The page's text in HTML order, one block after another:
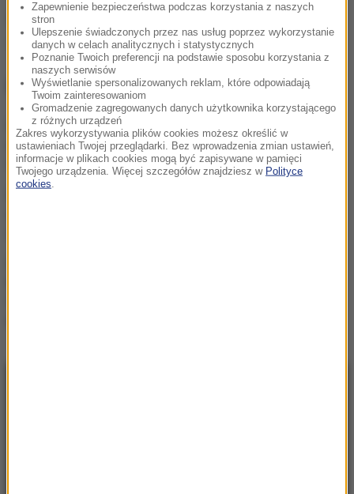
Źródło: RMF24
Tagi:narkotyki
NAJWAŻNIEJSZE FAKTY
Historyczny rekord upałów
pod Tatrami. Kiedy się
ochłodzi?
Zapewnienie bezpieczeństwa podczas korzystania z naszych
stron
Ulepszenie świadczonych przez nas usług poprzez wykorzystanie
danych w celach analitycznych i statystycznych
Poznanie Twoich preferencji na podstawie sposobu korzystania z
naszych serwisów
Wyświetlanie spersonalizowanych reklam, które odpowiadają
Twoim zainteresowaniom
Gromadzenie zagregowanych danych użytkownika korzystającego
z różnych urządzeń
Zakres wykorzystywania plików cookies możesz określić w
ustawieniach Twojej przeglądarki. Bez wprowadzenia zmian ustawień,
informacje w plikach cookies mogą być zapisywane w pamięci
Twojego urządzenia. Więcej szczegółów znajdziesz w Polityce
cookies